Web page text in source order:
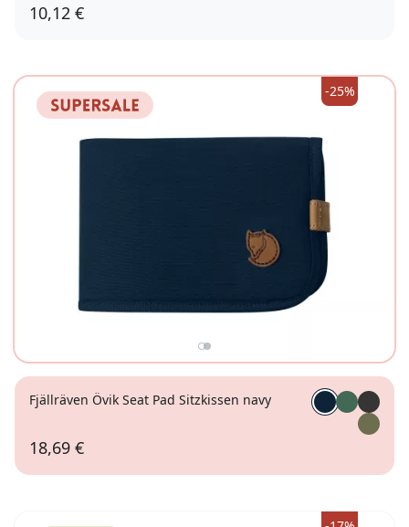
10,12 €
-25%
Fjällräven Övik Seat Pad Sitzkissen navy
18,69 €